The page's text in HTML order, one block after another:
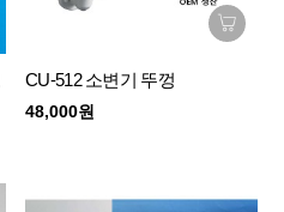
CU-512 소변기 뚜껑
48,000원